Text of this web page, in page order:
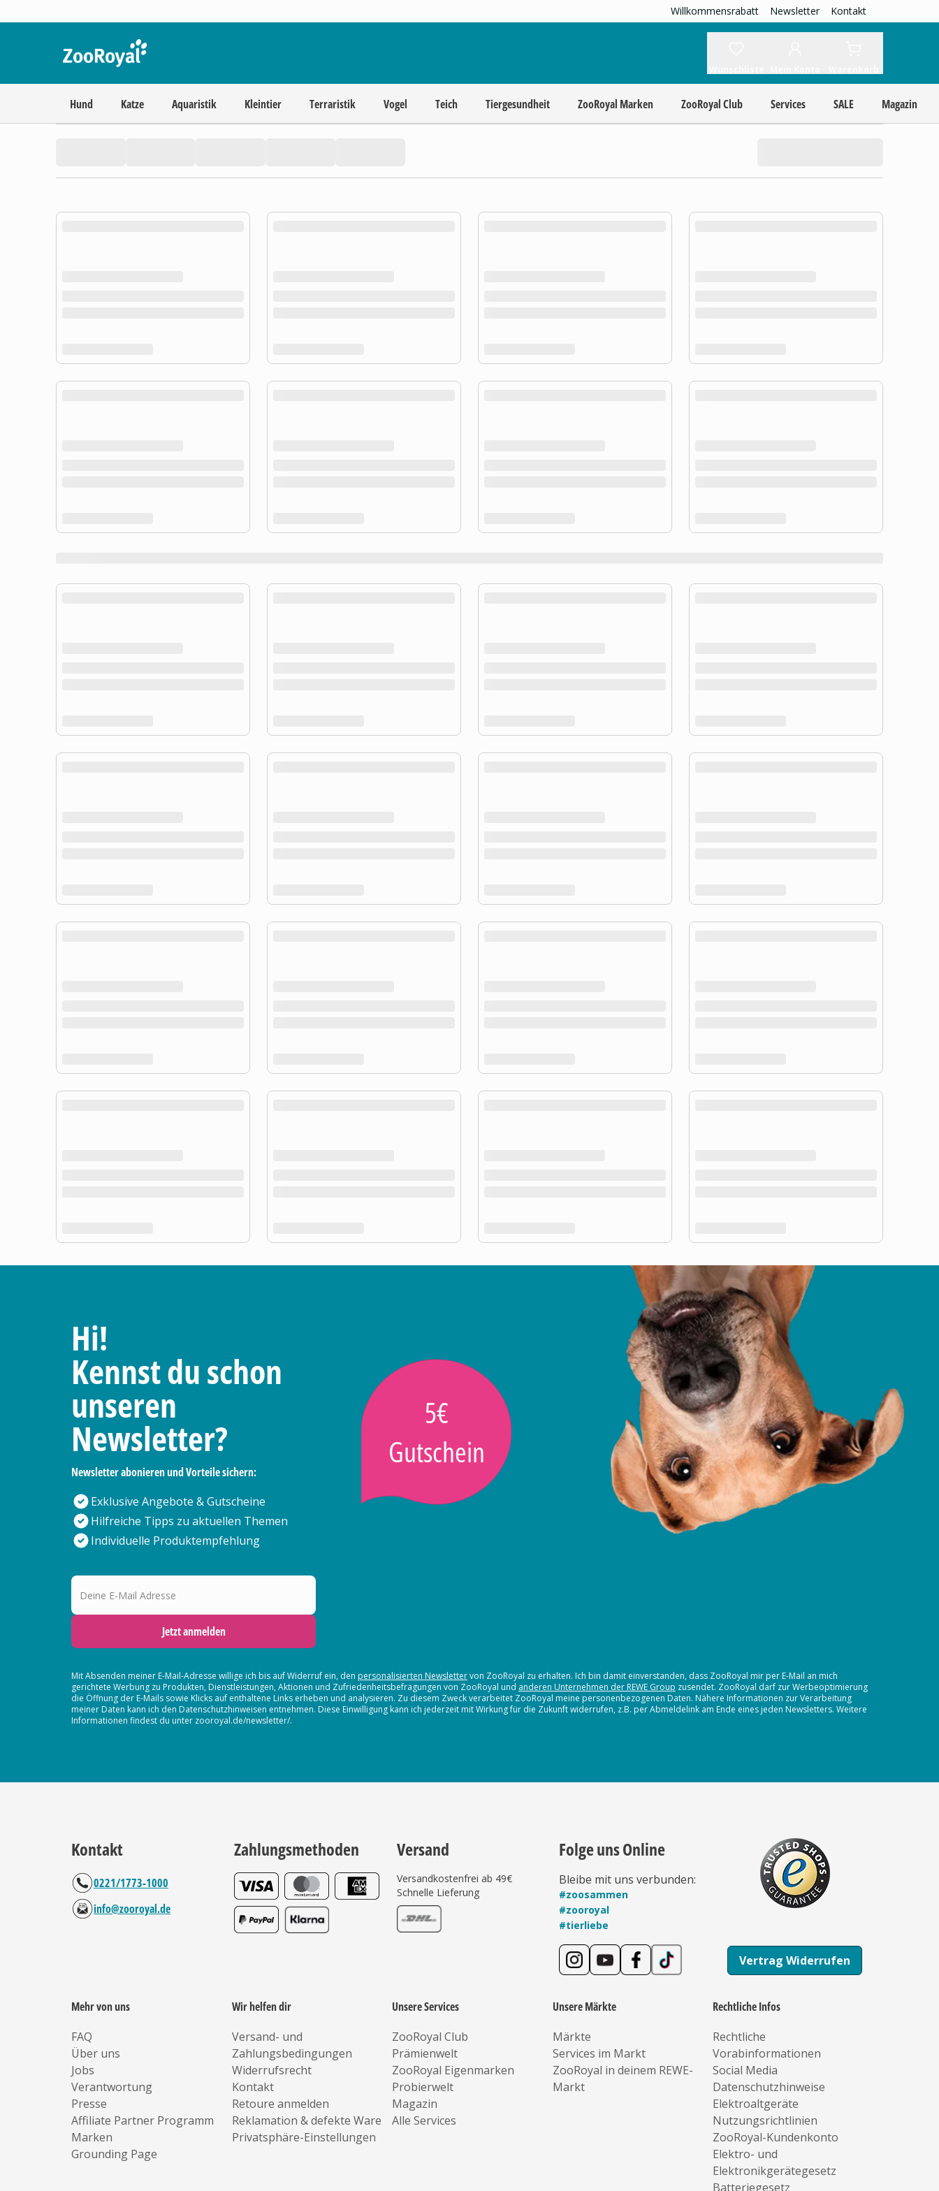
Willkommensrabatt Newsletter Kontakt
Hund Katze Aquaristik Kleintier Terraristik Vogel Teich Tiergesundheit ZooRoyal Marken ZooRoyal Club Services SALE
Magazin
Hi!
Kennst du schon
unseren
Newsletter?
Newsletter abonieren und Vorteile sichern:
Exklusive Angebote & Gutscheine
Hilfreiche Tipps zu aktuellen Themen
Individuelle Produktempfehlung
5€
Gutschein
Deine E-Mail Adresse
Jetzt anmelden
Mit Absenden meiner E-Mail-Adresse willige ich bis auf Widerruf ein, den personalisierten Newslettervon ZooRoyal zu erhalten. Ich bin damit einverstanden, dass ZooRoyal mir per E-Mail an mich
gerichtete Werbung zu Produkten, Dienstleistungen, Aktionen und Zufriedenheitsbefragungen von ZooRoyal und anderen Unternehmen der REWE Group zusendet. ZooRoyal darf zur Werbeoptimierung
die Öffnung der E-Mails sowie Klicks auf enthaltene Links erheben und analysieren. Zu diesem Zweck verarbeitet ZooRoyal meine personenbezogenen Daten. Nähere Informationen zur Verarbeitung
meiner Daten kann ich den Datenschutzhinweisen entnehmen. Diese Einwilligung kann ich jederzeit mit Wirkung für die Zukunft widerrufen, z.B. per Abmeldelink am Ende eines jeden Newsletters. Weitere
Informationen findest du unter zooroyal.de/newsletter/.
Kontakt
0221/1773-1000
info@zooroyal.de
Zahlungsmethoden Versand
Versandkostenfrei ab 49€
Schnelle Lieferung
Folge uns Online
Bleibe mit uns verbunden:
#zoosammen
#zooroyal
#tierliebe
Vertrag Widerrufen
Mehr von uns
FAQ
Über uns
Jobs
Verantwortung
Presse
Affiliate Partner Programm
Marken
Grounding Page
Wir helfen dir
Versand- und
Zahlungsbedingungen
Widerrufsrecht
Kontakt
Retoure anmelden
Reklamation & defekte Ware
Privatsphäre-Einstellungen
Unsere Services
ZooRoyal Club
Prämienwelt
ZooRoyal Eigenmarken
Probierwelt
Magazin
Alle Services
Unsere Märkte
Märkte
Services im Markt
ZooRoyal in deinem REWE-
Markt
Rechtliche Infos
Rechtliche
Vorabinformationen
Social Media
Datenschutzhinweise
Elektroaltgeräte
Nutzungsrichtlinien
ZooRoyal-Kundenkonto
Elektro- und
Elektronikgerätegesetz
Batteriegesetz